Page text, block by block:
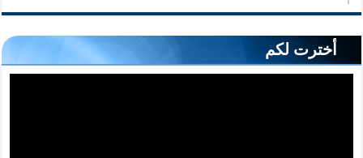
أخترت لكم